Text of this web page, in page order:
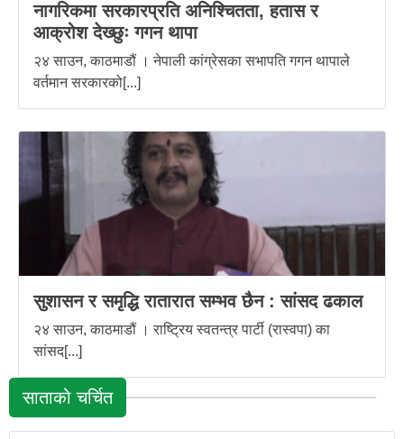
नागरिकमा सरकारप्रति अनिश्चितता, हतास र
आक्रोश देख्छुः गगन थापा
२४ साउन, काठमाडौं । नेपाली कांग्रेसका सभापति गगन थापाले
वर्तमान सरकारको[...]
सुशासन र समृद्धि रातारात सम्भव छैन : सांसद ढकाल
२४ साउन, काठमाडौं । राष्ट्रिय स्वतन्त्र पार्टी (रास्वपा) का
सांसद[...]
साताको चर्चित